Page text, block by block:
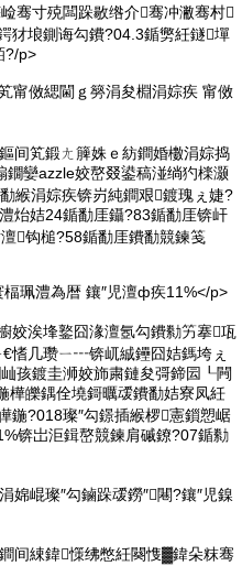
骞寸殑闆跺敭绺介骞冲潎骞村
犲埌鍘诲勾鐨?04.3鍎勶紝鐩墠
?/p>
甯傚緦閫ｇ簩涓夋棩涓婃疾 甯傚
间笂鍛ㄤ簲姝ｅ紡鐧婚櫢涓婃捣
孌azzle姣嶅叕鍙稿湴绱犳檪灏
緱涓婃疾锛岃純鐧艰鍍瑰ぇ婕?
炲姞24鍎勫厓鑷?83鍎勫厓锛屽
钩槌?58鍎勫厓鐨勫競鍊笺
珮澧為暦 鑲″児澶ф疾11%</p>
姣涘埄鐜囧湪澶氬勾鐨勬竻搴瓨
愭几瓒ㄧ┅锛屼絾鑸囧姞鎷垮ぇ
孩鍍圭浉姣斾粛鏈夋彁鍗囩┖闁
樺皪鍝佺墝鎶曞叆鐨勫姞寮凤紝
?018璨″勾鐛插緱椤憲鎻愬崌
锛岀洰鍓嶅競鍊肩磩鐐?07鍎勬
婂崐璨″勾鏀跺叆鐒″闀?鑲″児鎳
间綀鍏憡绋憋紝闋愯▓鍏朵粖骞